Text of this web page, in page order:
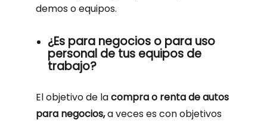
demos o equipos.
¿Es para negocios o para uso
personal de tus equipos de
trabajo?
El objetivo de lacompra o renta de autos
para negocios,a veces es con objetivos